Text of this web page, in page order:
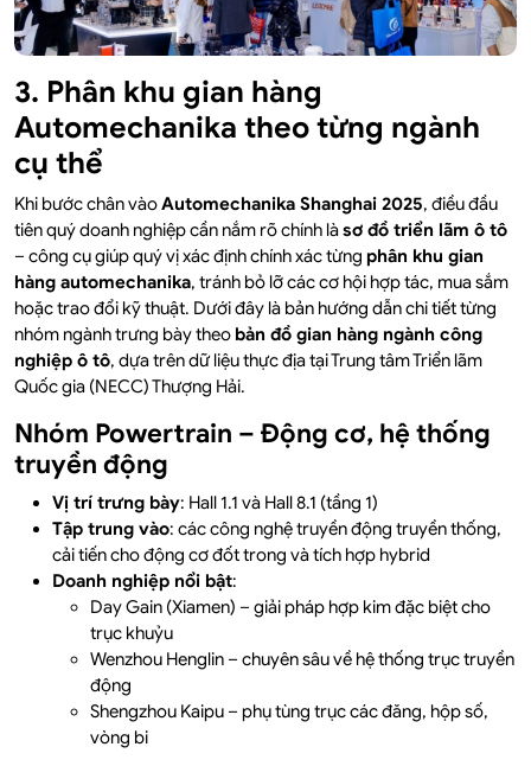
3. Phân khu gian hàng
Automechanika theo từng ngành
cụ thể
Khi bước chân vàoAutomechanika Shanghai 2025, điều đầu
tiên quý doanh nghiệp cần nắm rõ chính làsơ đồ triển lãm ô tô
– công cụ giúp quý vị xác định chính xác từng phân khu gian
hàng automechanika, tránh bỏ lỡ các cơ hội hợp tác, mua sắm
hoặc trao đổi kỹ thuật. Dưới đây là bản hướng dẫn chi tiết từng
nhóm ngành trưng bày theo bản đồ gian hàng ngành công
nghiệp ô tô, dựa trên dữ liệu thực địa tại Trung tâm Triển lãm
Quốc gia (NECC) Thượng Hải.
Nhóm Powertrain – Động cơ, hệ thống
truyền động
Vị trí trưng bày: Hall 1.1 và Hall 8.1 (tầng 1)
Tập trung vào: các công nghệ truyền động truyền thống,
cải tiến cho động cơ đốt trong và tích hợp hybrid
Doanh nghiệp nổi bật:
Day Gain (Xiamen) – giải pháp hợp kim đặc biệt cho
trục khuỷu
Wenzhou Henglin – chuyên sâu về hệ thống trục truyền
động
Shengzhou Kaipu – phụ tùng trục các đăng, hộp số,
vòng bi